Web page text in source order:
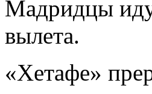
Мадридцы
вылета.
«Хетафе»